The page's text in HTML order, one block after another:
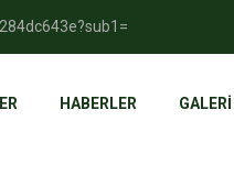
HABERLER GALERI